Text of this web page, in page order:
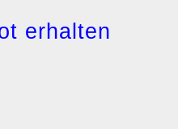
erhalten